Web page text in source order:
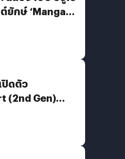
ยักษ์ ‘Manga
ปิดตัว
(2nd Gen)